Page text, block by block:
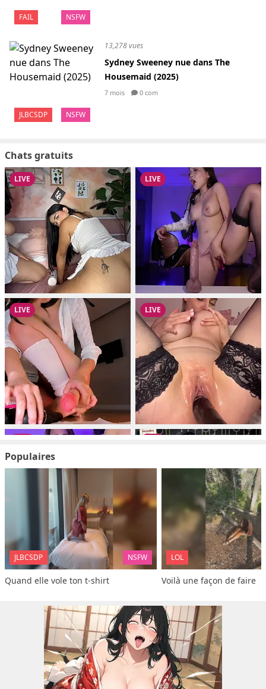
FAIL NSFW
JLBCSDP NSFW
13,278 vues
Sydney Sweeney nue dans The
Housemaid (2025)
7 mois 0 com
Chats gratuits
Populaires
JLBCSDP NSFW
Quand elle vole ton t-shirt
LOL
Voilà une façon de faire